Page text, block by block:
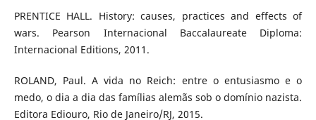
PRENTICE HALL. History: causes, practices and effects of
wars. Pearson Internacional Baccalaureate Diploma:
Internacional Editions, 2011.
ROLAND, Paul. A vida no Reich: entre o entusiasmo e o
medo, o dia a dia das famílias alemãs sob o domínio nazista.
Editora Ediouro, Rio de Janeiro/RJ, 2015.